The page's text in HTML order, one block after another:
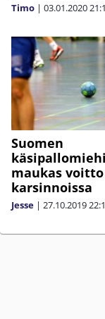
Timo | 03.01.2020
Suomen
maukas
karsinnoissa
Jesse | 27.10.2019